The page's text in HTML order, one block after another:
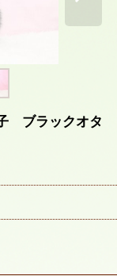
ブラックオタ